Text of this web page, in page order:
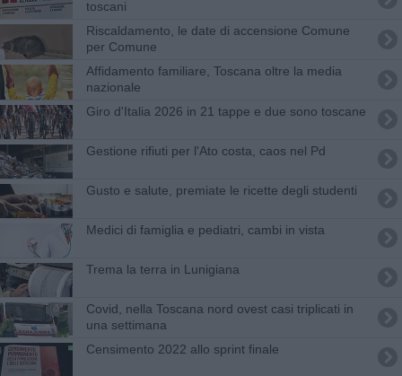
toscani
Riscaldamento, le date di accensione Comune
per Comune
Affidamento familiare, Toscana oltre la media
nazionale
Giro d'Italia 2026 in 21 tappe e due sono toscane
Gestione rifiuti per l'Ato costa, caos nel Pd
Gusto e salute, premiate le ricette degli studenti
Medici di famiglia e pediatri, cambi in vista
Trema la terra in Lunigiana
Covid, nella Toscana nord ovest casi triplicati in
una settimana
Censimento 2022 allo sprint finale